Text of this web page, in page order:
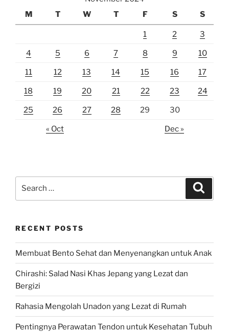
M
T W T F S S
1 2 3
4 5 6 7 8 9 10
11 12 13 14 15 16 17
18 19 20 21 22 23 24
25 26 27 28 29 30
« Oct Dec »
RECENT POSTS
Membuat Bento Sehat dan Menyenangkan untuk Anak
Chirashi: Salad Nasi Khas Jepang yang Lezat dan
Bergizi
Rahasia Mengolah Unadon yang Lezat di Rumah
Pentingnya Perawatan Tendon untuk Kesehatan Tubuh